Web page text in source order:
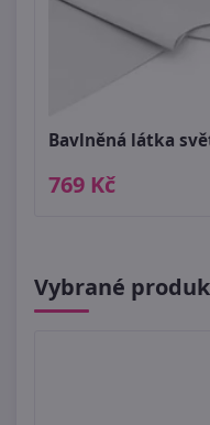
Bavlněná látka
769 Kč
Vybrané